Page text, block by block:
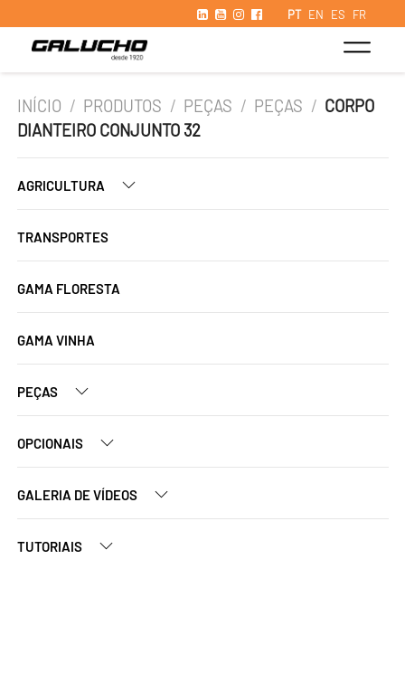
PT EN ES FR
INÍCIO / PRODUTOS / PEÇAS / PEÇAS / CORPO
DIANTEIRO CONJUNTO 32
AGRICULTURA
TRANSPORTES
GAMA FLORESTA
GAMA VINHA
PEÇAS
OPCIONAIS
GALERIA DE VÍDEOS
TUTORIAIS